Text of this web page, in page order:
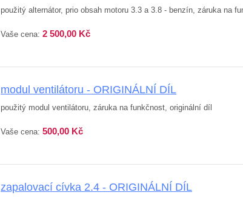
použitý alternátor, prio obsah motoru 3.3 a 3.8 - benzín, záruka na
Vaše cena: 2 500,00 Kč
modul ventilátoru - ORIGINÁLNÍ DÍL
použitý modul ventilátoru, záruka na funkčnost, originální díl
Vaše cena: 500,00 Kč
zapalovací cívka 2.4 - ORIGINÁLNÍ DÍL